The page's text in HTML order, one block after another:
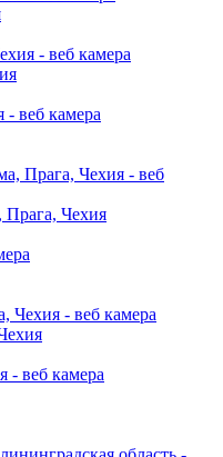
Прага, Чехия